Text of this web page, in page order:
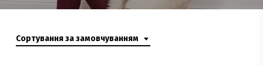
Сортування за замовчуванням